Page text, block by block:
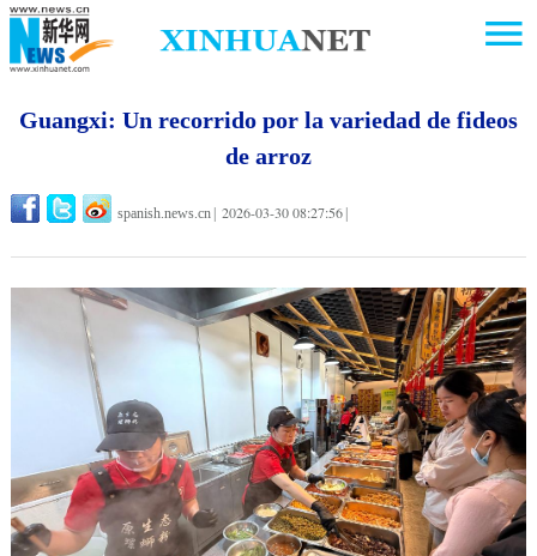
Guangxi: Un recorrido por la variedad de fideos
de arroz
spanish.news.cn 2026-03-30 08:27:56